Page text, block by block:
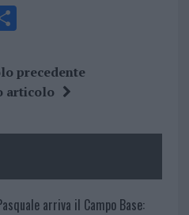
S
a
re
precedente
articolo
arriva il Campo Base: